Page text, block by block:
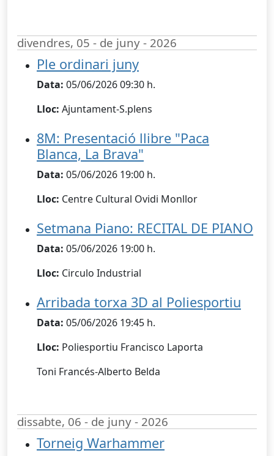
divendres, 05 - de juny - 2026
Ple ordinari juny
Data: 05/06/2026 09:30 h.
Lloc: Ajuntament-S.plens
8M: Presentació llibre "Paca
Blanca, La Brava"
Data: 05/06/2026 19:00 h.
Lloc: Centre Cultural Ovidi Monllor
Setmana Piano: RECITAL DE PIANO
Data: 05/06/2026 19:00 h.
Lloc: Circulo Industrial
Arribada torxa 3D al Poliesportiu
Data: 05/06/2026 19:45 h.
Lloc: Poliesportiu Francisco Laporta
Toni Francés-Alberto Belda
dissabte, 06 - de juny - 2026
Torneig Warhammer